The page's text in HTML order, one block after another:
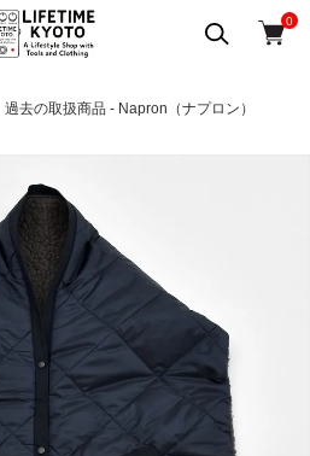
0
過去の取扱商品 - Napron（ナプロン）